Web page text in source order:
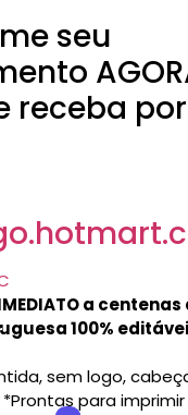
seu
receba
a
100%
sem logo,
para